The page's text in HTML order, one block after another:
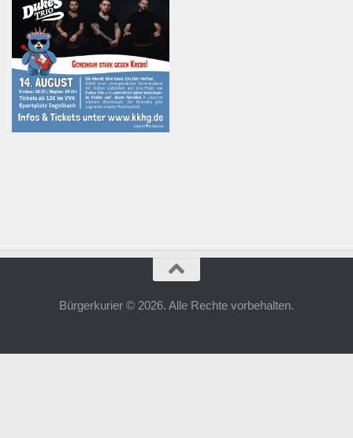
Bürgerkurier © 2026. Alle Rechte vorbehalten.